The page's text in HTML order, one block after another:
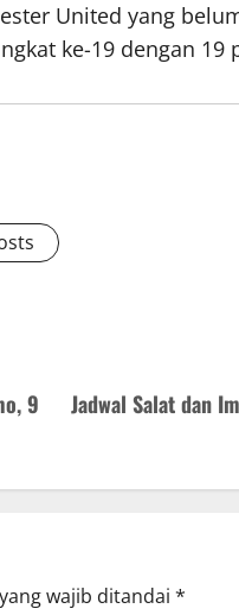
United yang
ke-19 dengan 19
9
Jadwal Salat dan
wajib ditandai *